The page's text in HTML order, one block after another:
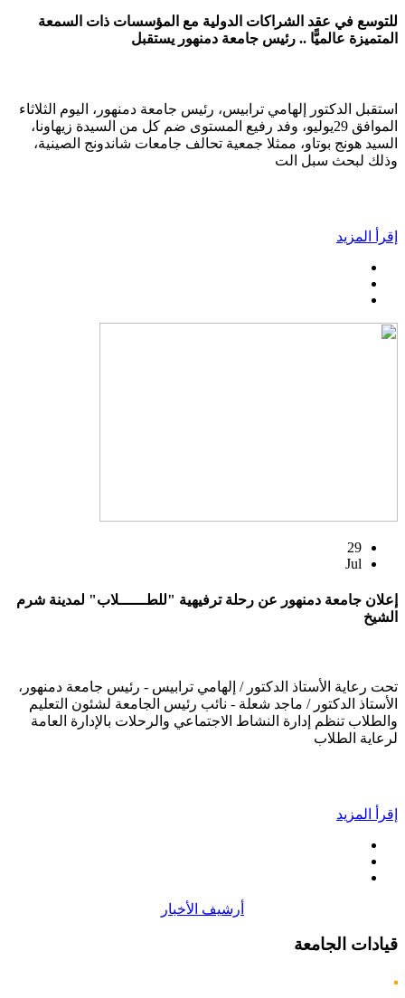
للتوسع في عقد الشراكات الدولية مع المؤسسات ذات السمعة
المتميزة عالميًّا .. رئيس جامعة دمنهور يستقبل
استقبل الدكتور إلهامي ترابيس، رئيس جامعة دمنهور، اليوم الثلاثاء
الموافق 29يوليو، وفد رفيع المستوى ضم كل من السيدة زيهاونا،
السيد هونج بوتاو، ممثلا جمعية تحالف جامعات شاندونج الصينية،
وذلك لبحث سبل الت
إقرأ المزيد
29
Jul
إعلان جامعة دمنهور عن رحلة ترفيهية "للطــــــلاب" لمدينة شرم
الشيخ
تحت رعاية الأستاذ الدكتور / إلهامي ترابيس - رئيس جامعة دمنهور،
الأستاذ الدكتور / ماجد شعلة - نائب رئيس الجامعة لشئون التعليم
والطلاب تنظم إدارة النشاط الاجتماعي والرحلات بالإدارة العامة
لرعاية الطلاب
إقرأ المزيد
أرشيف الأخبار
قيادات الجامعة